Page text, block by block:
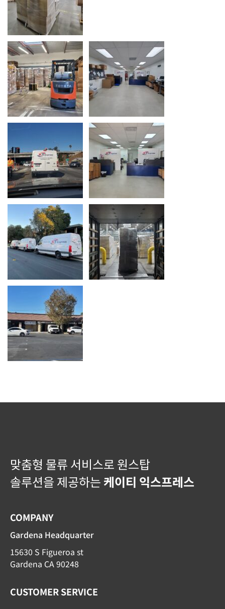
맞춤형 물류 서비스로 원스탑
솔루션을 제공하는 케이티 익스프레스
COMPANY
Gardena Headquarter
15630 S Figueroa st
Gardena CA 90248
CUSTOMER SERVICE